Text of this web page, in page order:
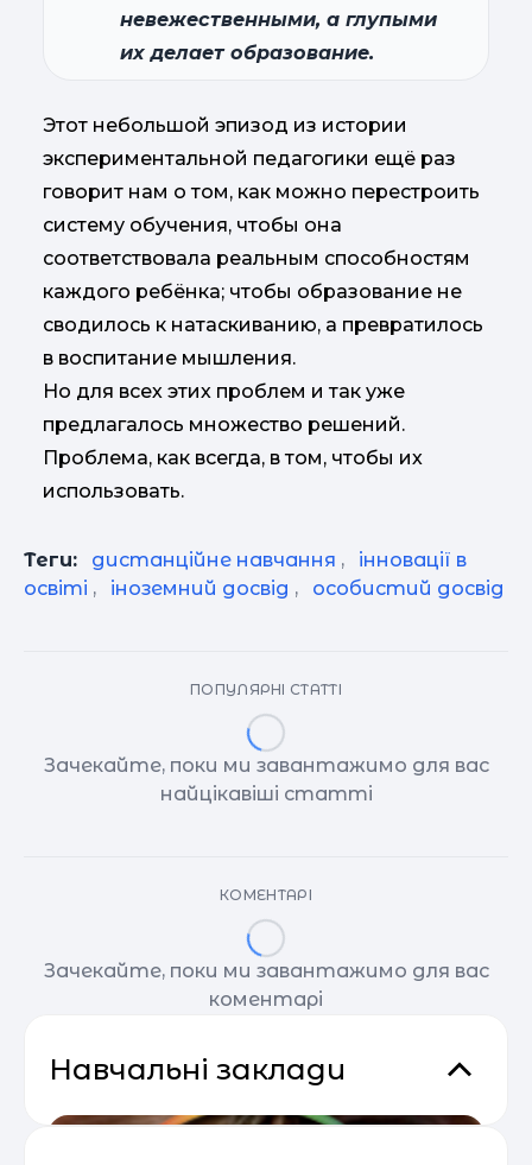
невежественными, а глупыми
их делает образование.
Этот небольшой эпизод из истории
экспериментальной педагогики ещё раз
говорит нам о том, как можно перестроить
систему обучения, чтобы она
соответствовала реальным способностям
каждого ребёнка; чтобы образование не
сводилось к натаскиванию, а превратилось
в воспитание мышления.
Но для всех этих проблем и так уже
предлагалось множество решений.
Проблема, как всегда, в том, чтобы их
использовать.
Теги: дистанційне навчання ,
інновації в
освіті , іноземний досвід , особистий досвід
ПОПУЛЯРНІ СТАТТІ
Зачекайте, поки ми завантажимо для вас
найцікавіші статті
КОМЕНТАРІ
Зачекайте, поки ми завантажимо для вас
коментарі
Навчальні заклади